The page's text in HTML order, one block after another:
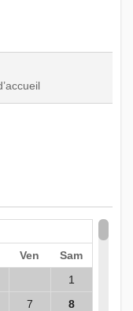
Ven
Sam
1
7
8